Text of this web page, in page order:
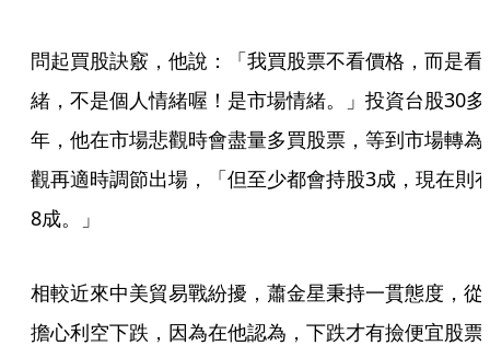
問起買股訣竅，他說：「我買股票不看價格，而是看
緒，不是個人情緒喔！是市場情緒。」投資台股30多
年，他在市場悲觀時會盡量多買股票，等到市場轉為
觀再適時調節出場，「但至少都會持股3成，現在則
8成。」
相較近來中美貿易戰紛擾，蕭金星秉持一貫態度，從
擔心利空下跌，因為在他認為，下跌才有撿便宜股票